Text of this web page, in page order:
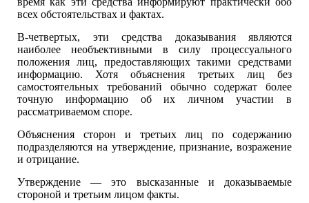
всех обстоятельствах и фактах.
В-четвертых, эти средства доказывания являются
наиболее необъективными в силу процессуального
положения лиц, предоставляющих такими средствами
информацию. Хотя объяснения третьих лиц без
самостоятельных требований обычно содержат более
точную информацию об их личном участии в
рассматриваемом споре.
Объяснения сторон и третьих лиц по содержанию
подразделяются на утверждение, признание, возражение
и отрицание.
Утверждение — это высказанные и доказываемые
стороной и третьим лицом факты.